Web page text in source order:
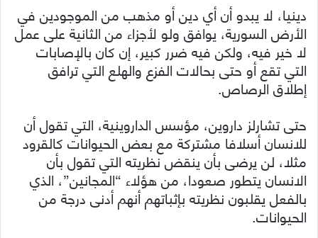
دينيا، لا يبدو أن أي دين أو مذهب من الموجودين في
الأرض السورية، يوافق ولو لأجزاء من الثانية على عمل
لا خير فيه، ولكن فيه ضرر كبير، إن كان بالإصابات
التي تقع أو حتى بحالات الفزع والهلع التي ترافق
إطلاق الرصاص.
حتى تشارلز داروين، مؤسس الداروينية، التي تقول أن
للانسان أسلافا مشتركة مع بعض الحيوانات كالقرود
مثلا، لن يرضى بأن ينقض نظريته التي تقول بأن
الانسان يتطور صعودا، من هؤلاء “المجانين”، الذي
بالفعل يقلبون نظريته بإثباتهم أنهم أدنى درجة من
الحيوانات.